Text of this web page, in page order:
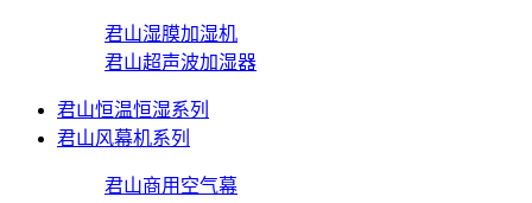
君山湿膜加湿机
君山超声波加湿器
君山恒温恒湿系列
君山风幕机系列
君山商用空气幕